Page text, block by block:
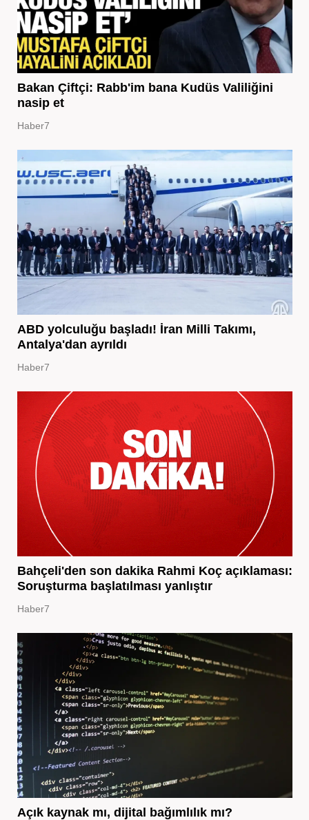
Bakan Çiftçi: Rabb'im bana Kudüs Valiliğini
nasip et
Haber7
ABD yolculuğu başladı! İran Milli Takımı,
Antalya'dan ayrıldı
Haber7
Bahçeli'den son dakika Rahmi Koç açıklaması:
Soruşturma başlatılması yanlıştır
Haber7
Açık kaynak mı, dijital bağımlılık mı?